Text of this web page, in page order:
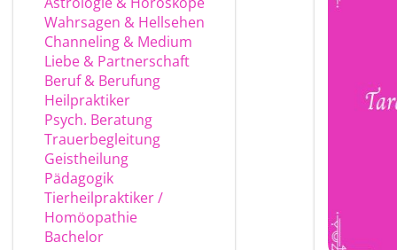
Wahrsagen & Hellsehen
Channeling & Medium
Liebe & Partnerschaft
Beruf & Berufung
Heilpraktiker
Psych. Beratung
Trauerbegleitung
Geistheilung
Pädagogik
Tierheilpraktiker /
Homöopathie
Bachelor